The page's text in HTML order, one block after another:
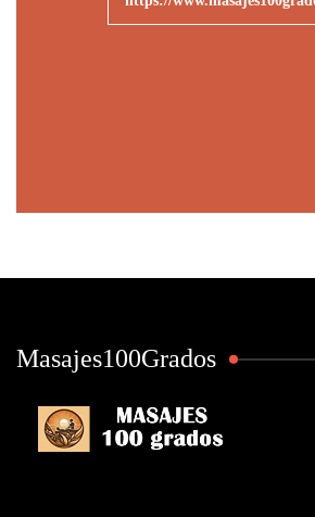
Masajes100Grados